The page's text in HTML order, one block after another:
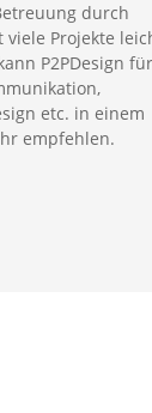
durch
viele Projekte
P2PDesign für
etc. in einem
empfehlen.